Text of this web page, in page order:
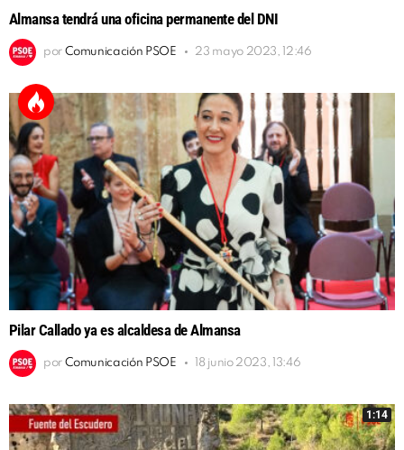
Almansa tendrá una oficina permanente del DNI
por Comunicación PSOE 23 mayo 2023, 12:46
Pilar Callado ya es alcaldesa de Almansa
por Comunicación PSOE 18 junio 2023, 13:46
1:14